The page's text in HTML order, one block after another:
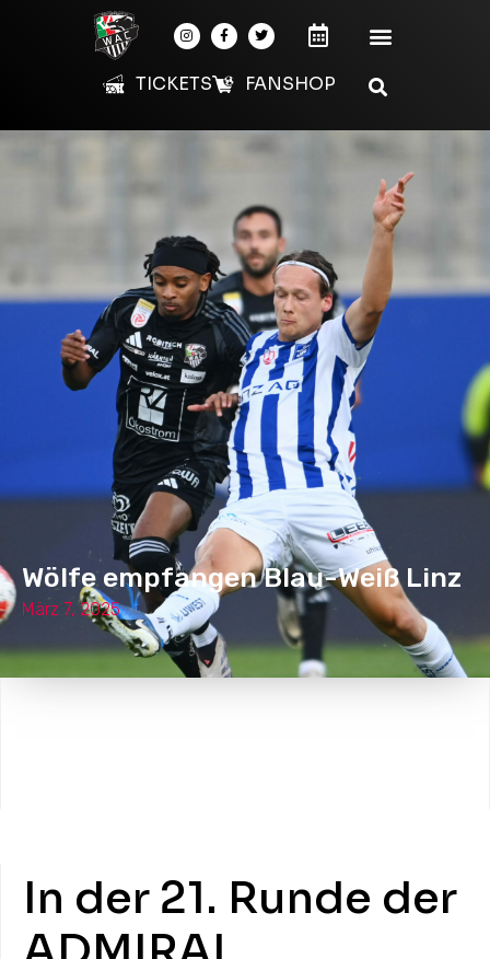
TICKETS FANSHOP
Wölfe empfangen Blau-Weiß Linz
März 7, 2025
In der 21. Runde der